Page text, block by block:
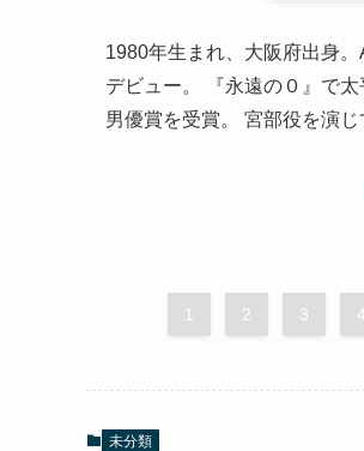
1980年生まれ、大阪府出身
デビュー。 『永遠の０』で
男優賞を受賞。 宮部役を演
1 2 3 4
未分類